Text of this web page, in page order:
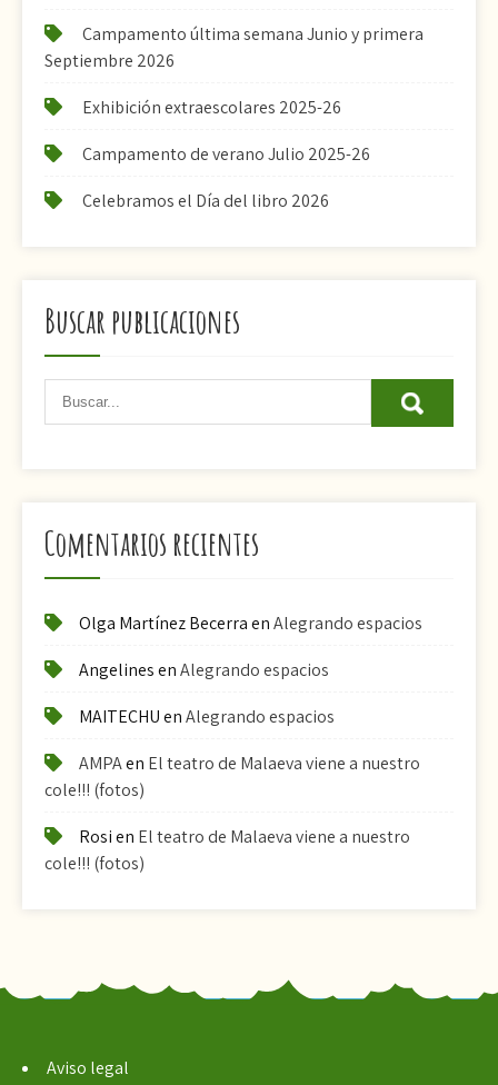
Campamento última semana Junio y primera
Septiembre 2026
Exhibición extraescolares 2025-26
Campamento de verano Julio 2025-26
Celebramos el Día del libro 2026
Buscar publicaciones
Comentarios recientes
Olga Martínez BecerraenAlegrando espacios
AngelinesenAlegrando espacios
MAITECHUenAlegrando espacios
AMPAen El teatro de Malaeva viene a nuestro
cole!!! (fotos)
Rosien El teatro de Malaeva viene a nuestro
cole!!! (fotos)
Aviso legal